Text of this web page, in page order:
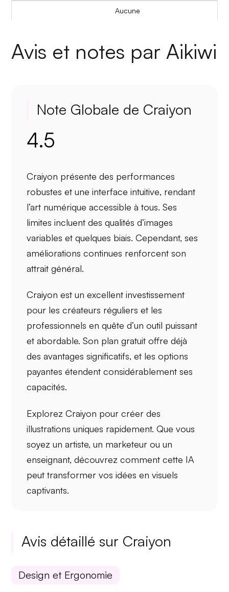
Aucune
Avis et notes par Aikiwi
Note Globale de Craiyon
4.5
Craiyon présente des performances
robustes et uneinterface intuitive, rendant
l’art numérique accessible à tous. Ses
limites incluent desqualités d’images
variables et quelques biais. Cependant, ses
améliorations continues renforcent son
attrait général.
Craiyon est unexcellent investissement
pour lescréateurs réguliers et les
professionnels en quête d’un outil puissant
et abordable. Son plan gratuit offre déjà
des avantages significatifs, et les options
payantes étendent considérablement ses
capacités.
Explorez Craiyon pour créer des
illustrations uniques rapidement. Que vous
soyez un artiste, un marketeur ou un
enseignant, découvrez comment cette IA
peut transformer vos idées envisuels
captivants.
Avis détaillé sur Craiyon
Design et Ergonomie